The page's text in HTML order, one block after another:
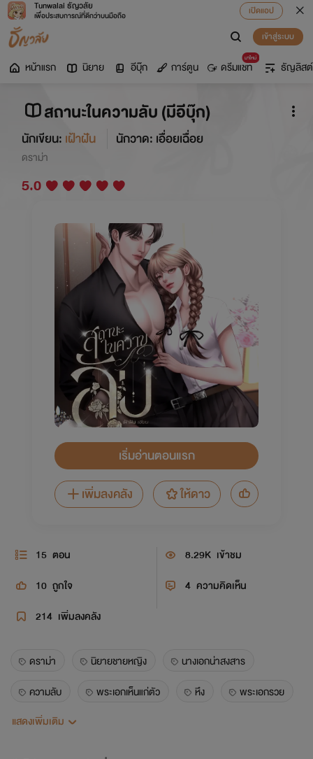
Tunwalai ธัญวลัย
เพื่อประสบการณ์ที่ดีกว่าบนมือถือ
เปิดแอป
เข้าสู่ระบบ
หน้าแรก นิยาย อีบุ๊ก การ์ตูน
มาใหม่
ดรีมแชท ธัญลิสต์
สถานะในความลับ (มีอีบุ๊ก)
นักเขียน: เฝ้าฝัน นักวาด: เอื่อยเฉื่อย
ดราม่า
5.0
เริ่มอ่านตอนแรก
เพิ่มลงคลัง
ให้ดาว
15 ตอน 8.29K เข้าชม
10 ถูกใจ 4 ความคิดเห็น
214 เพิ่มลงคลัง
ดราม่า นิยายชายหญิง
นางเอกน่าสงสาร
ความลับ
พระเอกเห็นแก่ตัว หึง
พระเอกรวย
มาเฟีย
แสดงเพิ่มเติม